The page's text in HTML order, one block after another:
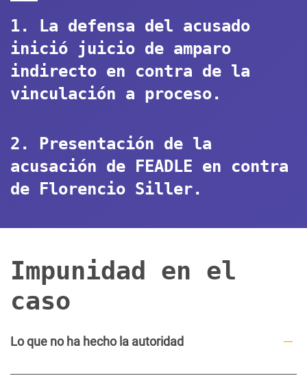
1. La defensa del acusado
inició juicio de amparo
indirecto en contra de la
vinculación a proceso.
2. Presentación de la
acusación de FEADLE en contra
de Florencio Siller.
Impunidad en el
caso
Lo que no ha hecho la autoridad